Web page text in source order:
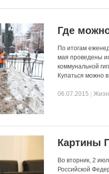
Где
По итогам
мая проведены
коммунальной
Купаться можно
06.07.2015 |
Картины
Во вторник, 2
Российской